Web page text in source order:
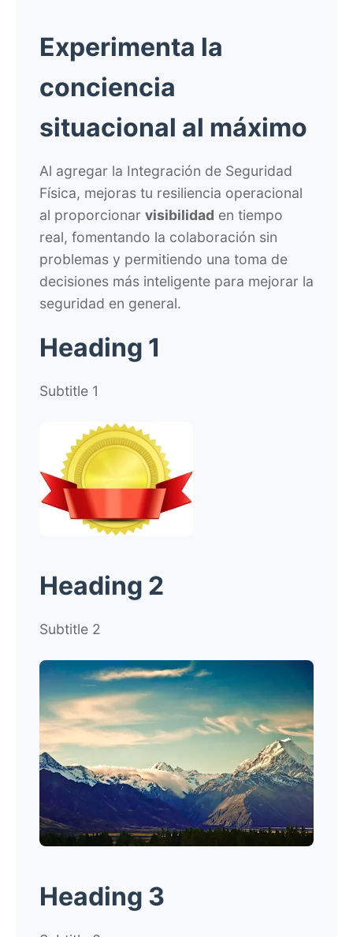
Experimenta la
conciencia
situacional al máximo
Al agregar la Integración de Seguridad
Física, mejoras tu resiliencia operacional
al proporcionar visibilidad en tiempo
real, fomentando la colaboración sin
problemas y permitiendo una toma de
decisiones más inteligente para mejorar la
seguridad en general.
Heading 1
Subtitle 1
Heading 2
Subtitle 2
Heading 3